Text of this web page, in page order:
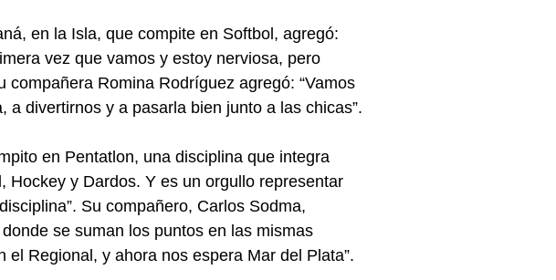
en la Isla, que compite en Softbol, agregó:
vez que vamos y estoy nerviosa, pero
compañera Romina Rodríguez agregó: “Vamos
divertirnos y a pasarla bien junto a las chicas”.
en Pentatlon, una disciplina que integra
Hockey y Dardos. Y es un orgullo representar
Su compañero, Carlos Sodma,
se suman los puntos en las mismas
Regional, y ahora nos espera Mar del Plata”.